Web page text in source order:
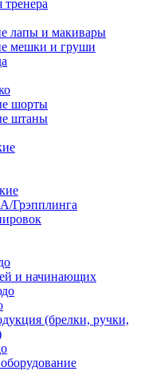
лапы и макивары
мешки и груши
шорты
штаны
Грэпплинга
и начинающих
(брелки, ручки,